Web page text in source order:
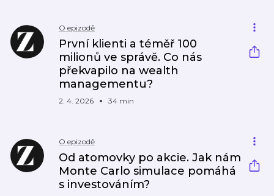
O epizodě
První klienti a téměř 100
milionů ve správě. Co nás
překvapilo na wealth
managementu?
2. 4. 2026 34 min
O epizodě
Od atomovky po akcie. Jak nám
Monte Carlo simulace pomáhá
s investováním?